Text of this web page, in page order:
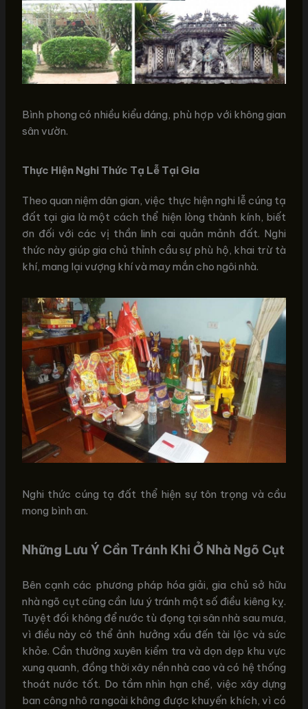
Bình phong có nhiều kiểu dáng, phù hợp với không gian
sân vườn.
Thực Hiện Nghi Thức Tạ Lễ Tại Gia
Theo quan niệm dân gian, việc thực hiện nghi lễ cúng tạ
đất tại gia là một cách thể hiện lòng thành kính, biết
ơn đối với các vị thần linh cai quản mảnh đất. Nghi
thức này giúp gia chủ thỉnh cầu sự phù hộ, khai trừ tà
khí, mang lại vượng khí và may mắn cho ngôi nhà.
Nghi thức cúng tạ đất thể hiện sự tôn trọng và cầu
mong bình an.
Những Lưu Ý Cần Tránh Khi Ở Nhà Ngõ Cụt
Bên cạnh các phương pháp hóa giải, gia chủ sở hữu
nhà ngõ cụt cũng cần lưu ý tránh một số điều kiêng kỵ.
Tuyệt đối không để nước tù đọng tại sân nhà sau mưa,
vì điều này có thể ảnh hưởng xấu đến tài lộc và sức
khỏe. Cần thường xuyên kiểm tra và dọn dẹp khu vực
xung quanh, đồng thời xây nền nhà cao và có hệ thống
thoát nước tốt. Do tầm nhìn hạn chế, việc xây dựng
ban công nhô ra ngoài không được khuyến khích, vì có